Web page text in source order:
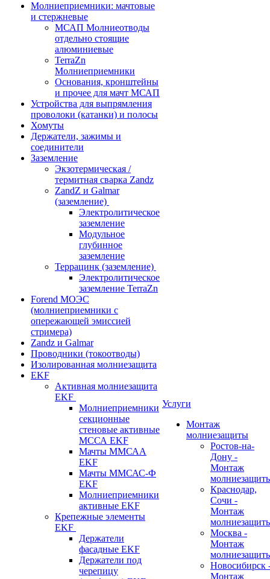
Молниеприемники: мачтовые
и стержневые
МСАП Молниеотводы
отдельно стоящие
алюминиевые
TerraZn
Молниеприемники
Основания, кронштейны
и прочее для мачт МСАП
Устройства для выпрямления
проволоки (катанки) и полосы
Хомуты
Держатели, зажимы и
соединители
Заземление
Экзотермическая /
термитная сварка Zandz
ZandZ и Galmar
(заземление)
Электролитическое
заземление
Модульное
глубинное
заземление
Террацинк (заземление)
Электролитическое
заземление TerraZn
Forend МОЭС
(молниеприемники с
опережающей эмиссией
стримера)
Zandz и Galmar
Проводники (токоотводы)
Изолированная молниезащита
EKF
Активная молниезащита
EKF
Молниеприемники
секционные
стеновые активные
МССА EKF
Мачты ММСАА
EKF
Мачты ММСАС-Ф
EKF
Молниеприемники
активные EKF
Крепежные элементы
EKF
Держатели
фасадные EKF
Держатели под
черепицу
Услуги
Монтаж
молниезащиты
Ростов-на-
Дону -
Монтаж
Краснодар,
Сочи -
Монтаж
Москва -
Монтаж
Новосибирск
Монтаж